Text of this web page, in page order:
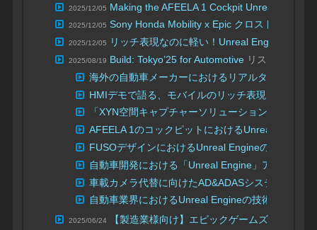
2025/12/05 Making the AFEELA 1 Cockpit Unreal
2025/12/05 Sony Honda Mobility x Epic クロストークセ
2025/12/05 リッチ表現なのに軽い！Unreal Engineだか
2025/08/19 Build: Tokyo’25 for Automotive リスト
海外の自動車メーカーにおけるリアルタイム技術
HMIデモで語る、モバイルのリッチ表現と最適化
「XYN空間キャプチャーソリューション(開発中)
AFEELA 1のコックピットにおけるUnreal Engine
FUSOデザインにおけるUnreal Engineの活用
自動車開発における「Unreal Engine」アセット管
車載カメラ代替に向けたAD&ADASシステム検証
自動車業界におけるUnreal Engineの技術
2025/06/24 【製造業様向け】エピックゲームズ合同ウェ